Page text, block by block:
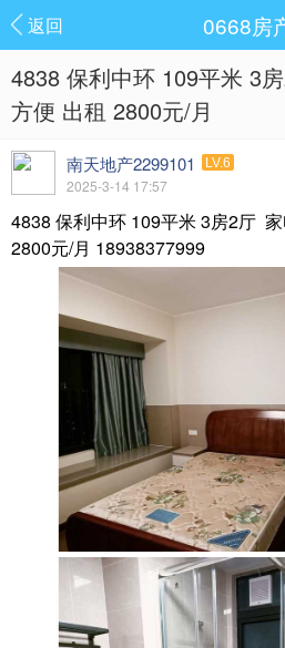
返回 0668房
4838 保利中环 109平米 3
方便 出租 2800元/月
南天地产2299101 LV.6
2025-3-14 17:57
4838 保利中环 109平米 3房2厅
2800元/月 18938377999